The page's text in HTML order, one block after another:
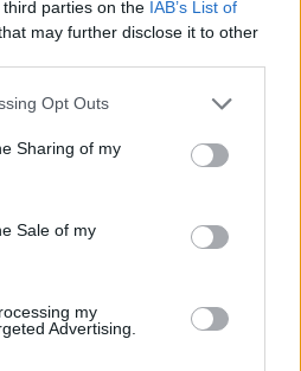
parties on the IAB’s List of
may further disclose it to other
app uses one or more Google
behaviour. You may click to
and its third-party tags to
purposes in below Google
Opt Outs
Sharing of my
Sale of my
my
Advertising.
• 2019. június 07.
Buskerud Ål i Hallingdal
gi kjent til ...